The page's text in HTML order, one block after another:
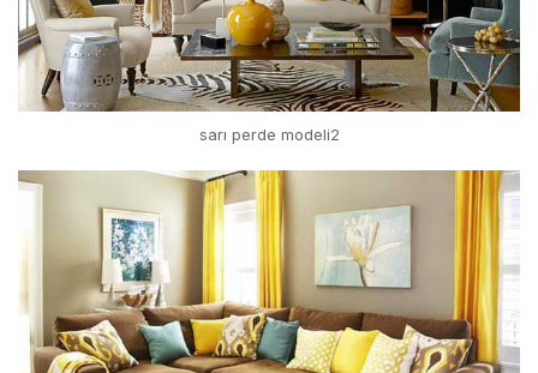
sarı perde modeli2